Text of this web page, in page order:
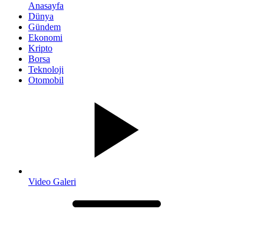
Anasayfa
Dünya
Gündem
Ekonomi
Kripto
Borsa
Teknoloji
Otomobil
Video Galeri